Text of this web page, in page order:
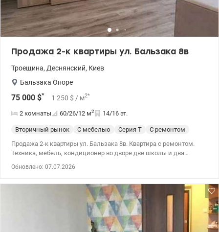
Продажа 2-к квартиры ул. Бальзака 8в
Троещина, Деснянский, Киев
Бальзака Оноре
75 000 $* 1 250 $ / м2*
2 комнаты 60/26/12 м2 14/16 эт.
Вторичный рынок С мебелью Серия Т
С ремонтом
Продажа 2-к квартиры ул. Бальзака 8в. Квартира с ремонтом.
Техника, мебель, кондиционер во дворе две школы и два
Обновлено: 07.07.2026